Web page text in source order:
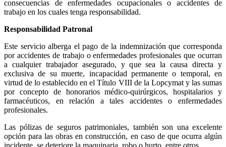
consecuencias de enfermedades ocupacionales o accidentes de
trabajo en los cuales tenga responsabilidad.
Responsabilidad Patronal
Este servicio alberga el pago de la indemnización que corresponda
por accidentes de trabajo o enfermedades profesionales que ocurran
a cualquier trabajador asegurado, y que sea la causa directa y
exclusiva de su muerte, incapacidad permanente o temporal, en
virtud de lo establecido en el Título VIII de la Lopcymat y las sumas
por concepto de honorarios médico-quirúrgicos, hospitalarios y
farmacéuticos, en relación a tales accidentes o enfermedades
profesionales.
Las pólizas de seguros patrimoniales, también son una excelente
opción para las obras en construcción, en caso de que ocurra algún
incidente, se deteriore la maquinaria, robo o hurto, entre otros.